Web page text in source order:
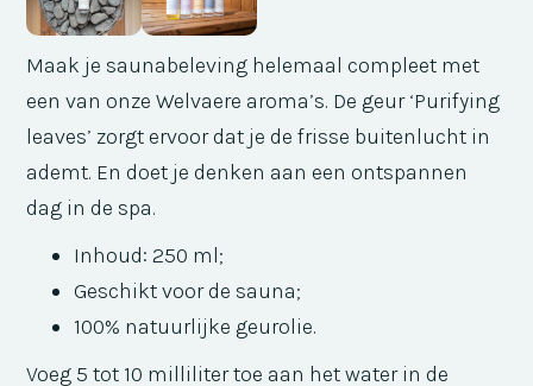
Maak je saunabeleving helemaal compleet met
een van onze Welvaere aroma’s. De geur ‘Purifying
leaves’ zorgt ervoor dat je de frisse buitenlucht in
ademt. En doet je denken aan een ontspannen
dag in de spa.
Inhoud: 250 ml;
Geschikt voor de sauna;
100% natuurlijke geurolie.
Voeg 5 tot 10 milliliter toe aan het water in de